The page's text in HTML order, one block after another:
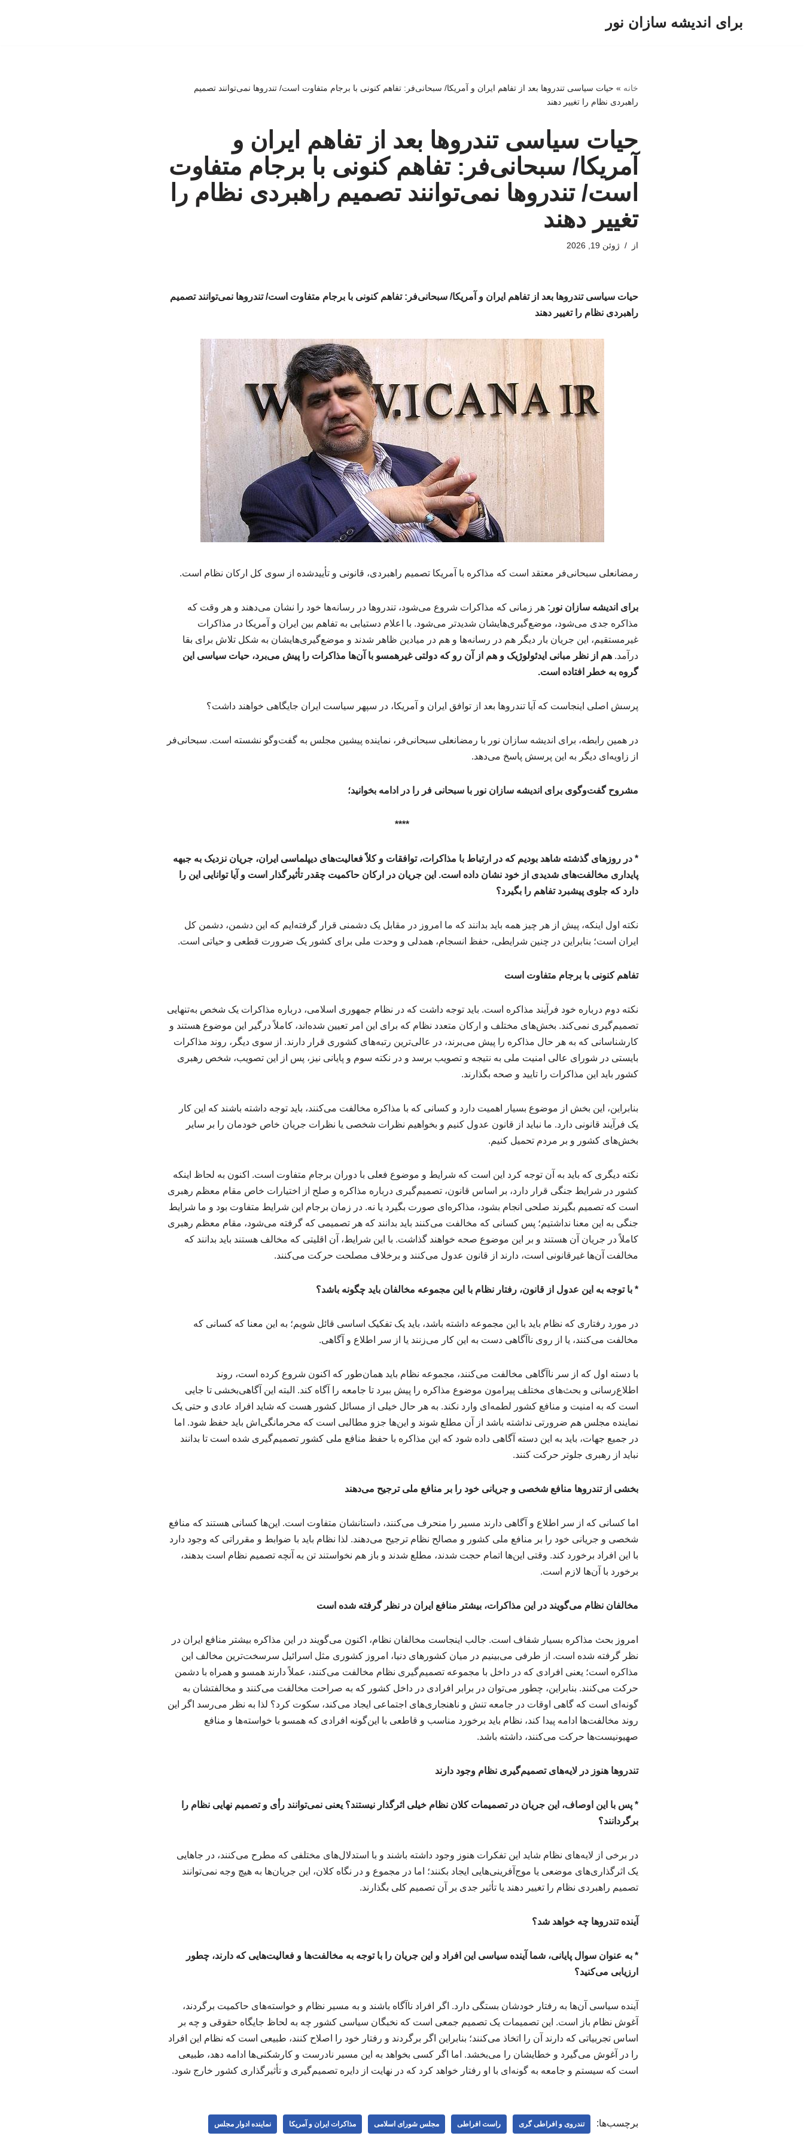
برای اندیشه سازان نور
خانه » حیات سیاسی تندروها بعد از تفاهم ایران و آمریکا/ سبحانی‌فر: تفاهم کنونی با برجام متفاوت است/ تندروها نمی‌توانند تصمیم
راهبردی نظام را تغییر دهند
حیات سیاسی تندروها بعد از تفاهم ایران و
آمریکا/ سبحانی‌فر: تفاهم کنونی با برجام متفاوت
است/ تندروها نمی‌توانند تصمیم راهبردی نظام را
تغییر دهند
از ژوئن 19, 2026
حیات سیاسی تندروها بعد از تفاهم ایران و آمریکا/ سبحانی‌فر: تفاهم کنونی با برجام متفاوت است/ تندروها نمی‌توانند تصمیم
راهبردی نظام را تغییر دهند
رمضانعلی سبحانی‌فر معتقد است که مذاکره با آمریکا تصمیم راهبردی، قانونی و تأییدشده از سوی کل ارکان نظام است.
برای اندیشه سازان نور: هر زمانی که مذاکرات شروع می‌شود، تندروها در رسانه‌ها خود را نشان می‌دهند و هر وقت که
مذاکره جدی می‌شود، موضع‌گیری‌هایشان شدیدتر می‌شود. با اعلام دستیابی به تفاهم بین ایران و آمریکا در مذاکرات
غیرمستقیم، این جریان بار دیگر هم در رسانه‌ها و هم در میادین ظاهر شدند و موضع‌گیری‌هایشان به شکل تلاش برای بقا
درآمد.هم از نظر مبانی ایدئولوژیک و هم از آن رو که دولتی غیرهمسو با آن‌ها مذاکرات را پیش می‌برد، حیات سیاسی این
گروه به خطر افتاده است.
پرسش اصلی اینجاست که آیا تندروها بعد از توافق ایران و آمریکا، در سپهر سیاست ایران جایگاهی خواهند داشت؟
در همین رابطه، برای اندیشه سازان نور با رمضانعلی سبحانی‌فر، نماینده پیشین مجلس به گفت‌وگو نشسته است. سبحانی‌فر
از زاویه‌ای دیگر به این پرسش پاسخ می‌دهد.
مشروح گفت‌وگوی برای اندیشه سازان نور با سبحانی فر را در ادامه بخوانید؛
****
* در روزهای گذشته شاهد بودیم که در ارتباط با مذاکرات، توافقات و کلاً فعالیت‌های دیپلماسی ایران، جریان نزدیک به جبهه
پایداری مخالفت‌های شدیدی از خود نشان داده است. این جریان در ارکان حاکمیت چقدر تأثیرگذار است و آیا توانایی این را
دارد که جلوی پیشبرد تفاهم را بگیرد؟
نکته اول اینکه، پیش از هر چیز همه باید بدانند که ما امروز در مقابل یک دشمنی قرار گرفته‌ایم که این دشمن، دشمن کل
ایران است؛ بنابراین در چنین شرایطی، حفظ انسجام، همدلی و وحدت ملی برای کشور یک ضرورت قطعی و حیاتی است.
تفاهم کنونی با برجام متفاوت است
نکته دوم درباره خود فرآیند مذاکره است. باید توجه داشت که در نظام جمهوری اسلامی، درباره مذاکرات یک شخص به‌تنهایی
تصمیم‌گیری نمی‌کند. بخش‌های مختلف و ارکان متعدد نظام که برای این امر تعیین شده‌اند، کاملاً درگیر این موضوع هستند و
کارشناسانی که به هر حال مذاکره را پیش می‌برند، در عالی‌ترین رتبه‌های کشوری قرار دارند. از سوی دیگر، روند مذاکرات
بایستی در شورای عالی امنیت ملی به نتیجه و تصویب برسد و در نکته سوم و پایانی نیز، پس از این تصویب، شخص رهبری
کشور باید این مذاکرات را تایید و صحه بگذارند.
بنابراین، این بخش از موضوع بسیار اهمیت دارد و کسانی که با مذاکره مخالفت می‌کنند، باید توجه داشته باشند که این کار
یک فرآیند قانونی دارد. ما نباید از قانون عدول کنیم و بخواهیم نظرات شخصی یا نظرات جریان خاص خودمان را بر سایر
بخش‌های کشور و بر مردم تحمیل کنیم.
نکته دیگری که باید به آن توجه کرد این است که شرایط و موضوع فعلی با دوران برجام متفاوت است. اکنون به لحاظ اینکه
کشور در شرایط جنگی قرار دارد، بر اساس قانون، تصمیم‌گیری درباره مذاکره و صلح از اختیارات خاص مقام معظم رهبری
است که تصمیم بگیرند صلحی انجام بشود، مذاکره‌ای صورت بگیرد یا نه. در زمان برجام این شرایط متفاوت بود و ما شرایط
جنگی به این معنا نداشتیم؛ پس کسانی که مخالفت می‌کنند باید بدانند که هر تصمیمی که گرفته می‌شود، مقام معظم رهبری
کاملاً در جریان آن هستند و بر این موضوع صحه خواهند گذاشت. با این شرایط، آن اقلیتی که مخالف هستند باید بدانند که
مخالفت آن‌ها غیرقانونی است، دارند از قانون عدول می‌کنند و برخلاف مصلحت حرکت می‌کنند.
* با توجه به این عدول از قانون، رفتار نظام با این مجموعه مخالفان باید چگونه باشد؟
در مورد رفتاری که نظام باید با این مجموعه داشته باشد، باید یک تفکیک اساسی قائل شویم؛ به این معنا که کسانی که
مخالفت می‌کنند، یا از روی ناآگاهی دست به این کار می‌زنند یا از سر اطلاع و آگاهی.
با دسته اول که از سر ناآگاهی مخالفت می‌کنند، مجموعه نظام باید همان‌طور که اکنون شروع کرده است، روند
اطلاع‌رسانی و بحث‌های مختلف پیرامون موضوع مذاکره را پیش ببرد تا جامعه را آگاه کند. البته این آگاهی‌بخشی تا جایی
است که به امنیت و منافع کشور لطمه‌ای وارد نکند. به هر حال خیلی از مسائل کشور هست که شاید افراد عادی و حتی یک
نماینده مجلس هم ضرورتی نداشته باشد از آن مطلع شوند و این‌ها جزو مطالبی است که محرمانگی‌اش باید حفظ شود. اما
در جمیع جهات، باید به این دسته آگاهی داده شود که این مذاکره با حفظ منافع ملی کشور تصمیم‌گیری شده است تا بدانند
نباید از رهبری جلوتر حرکت کنند.
بخشی از تندروها منافع شخصی و جریانی خود را بر منافع ملی ترجیح می‌دهند
اما کسانی که از سر اطلاع و آگاهی دارند مسیر را منحرف می‌کنند، داستانشان متفاوت است. این‌ها کسانی هستند که منافع
شخصی و جریانی خود را بر منافع ملی کشور و مصالح نظام ترجیح می‌دهند. لذا نظام باید با ضوابط و مقرراتی که وجود دارد
با این افراد برخورد کند. وقتی این‌ها اتمام حجت شدند، مطلع شدند و باز هم نخواستند تن به آنچه تصمیم نظام است بدهند،
برخورد با آن‌ها لازم است.
مخالفان نظام می‌گویند در این مذاکرات، بیشتر منافع ایران در نظر گرفته شده است
امروز بحث مذاکره بسیار شفاف است. جالب اینجاست مخالفان نظام، اکنون می‌گویند در این مذاکره بیشتر منافع ایران در
نظر گرفته شده است. از طرفی می‌بینیم در میان کشورهای دنیا، امروز کشوری مثل اسرائیل سرسخت‌ترین مخالف این
مذاکره است؛ یعنی افرادی که در داخل با مجموعه تصمیم‌گیری نظام مخالفت می‌کنند، عملاً دارند همسو و همراه با دشمن
حرکت می‌کنند. بنابراین، چطور می‌توان در برابر افرادی در داخل کشور که به صراحت مخالفت می‌کنند و مخالفتشان به
گونه‌ای است که گاهی اوقات در جامعه تنش و ناهنجاری‌های اجتماعی ایجاد می‌کند، سکوت کرد؟ لذا به نظر می‌رسد اگر این
روند مخالفت‌ها ادامه پیدا کند، نظام باید برخورد مناسب و قاطعی با این‌گونه افرادی که همسو با خواسته‌ها و منافع
صهیونیست‌ها حرکت می‌کنند، داشته باشد.
تندروها هنوز در لایه‌های تصمیم‌گیری نظام وجود دارند
* پس با این اوصاف، این جریان در تصمیمات کلان نظام خیلی اثرگذار نیستند؟ یعنی نمی‌توانند رأی و تصمیم نهایی نظام را
برگردانند؟
در برخی از لایه‌های نظام شاید این تفکرات هنوز وجود داشته باشند و با استدلال‌های مختلفی که مطرح می‌کنند، در جاهایی
یک اثرگذاری‌های موضعی یا موج‌آفرینی‌هایی ایجاد بکنند؛ اما در مجموع و در نگاه کلان، این جریان‌ها به هیچ وجه نمی‌توانند
تصمیم راهبردی نظام را تغییر دهند یا تأثیر جدی بر آن تصمیم کلی بگذارند.
آینده تندروها چه خواهد شد؟
* به عنوان سوال پایانی، شما آینده سیاسی این افراد و این جریان را با توجه به مخالفت‌ها و فعالیت‌هایی که دارند، چطور
ارزیابی می‌کنید؟
آینده سیاسی آن‌ها به رفتار خودشان بستگی دارد. اگر افراد ناآگاه باشند و به مسیر نظام و خواسته‌های حاکمیت برگردند،
آغوش نظام باز است. این تصمیمات یک تصمیم جمعی است که نخبگان سیاسی کشور چه به لحاظ جایگاه حقوقی و چه بر
اساس تجربیاتی که دارند آن را اتخاذ می‌کنند؛ بنابراین اگر برگردند و رفتار خود را اصلاح کنند، طبیعی است که نظام این افراد
را در آغوش می‌گیرد و خطایشان را می‌بخشد. اما اگر کسی بخواهد به این مسیر نادرست و کارشکنی‌ها ادامه دهد، طبیعی
است که سیستم و جامعه به گونه‌ای با او رفتار خواهد کرد که در نهایت از دایره تصمیم‌گیری و تأثیرگذاری کشور خارج شود.
برچسب‌ها: تندروی و افراطی گری راست افراطی مجلس شورای اسلامی مذاکرات ایران و آمریکا نماینده ادوار مجلس